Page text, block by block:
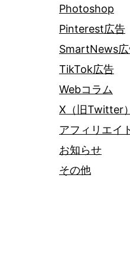
Photoshop
Pinterest広告
SmartNews
TikTok広告
Webコラム
X（旧Twitter
アフィリエイ
お知らせ
その他